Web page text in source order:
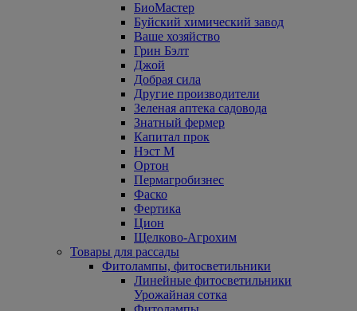
БиоМастер
Буйский химический завод
Ваше хозяйство
Грин Бэлт
Джой
Добрая сила
Другие производители
Зеленая аптека садовода
Знатный фермер
Капитал прок
Нэст М
Ортон
Пермагробизнес
Фаско
Фертика
Цион
Щелково-Агрохим
Товары для рассады
Фитолампы, фитосветильники
Линейные фитосветильники
Урожайная сотка